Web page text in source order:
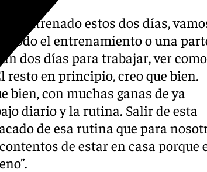
ha entrenado estos dos días,
todo el entrenamiento o una
dos días para trabajar, ver
resto en principio, creo que bien.
bien, con muchas ganas de ya
diario y la rutina. Salir de esta
de esa rutina que para
de estar en casa porque